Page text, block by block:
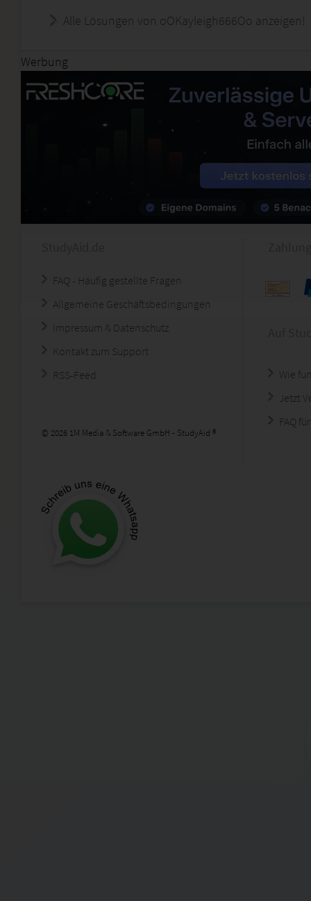
Alle Lösungen von oOKayleigh666Oo anzeigen!
Werbung
FAQ - Häufig gestellte Fragen
Allgemeine Geschäftsbedingungen
Impressum & Datenschutz
Kontakt zum Support
RSS-Feed
© 2026 1M Media & Software GmbH - StudyAid ®
Wie
Jetzt
FAQ